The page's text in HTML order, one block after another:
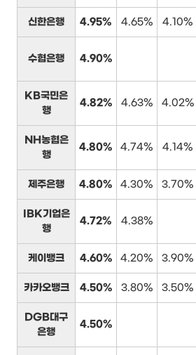
신한은행 4.95% 4.65% 4.10%
수협은행 4.90%
KB국민은
행
4.82% 4.63% 4.02%
NH농협은
행
4.80% 4.74% 4.14%
제주은행 4.80% 4.30% 3.70%
IBK기업은
행
4.72% 4.38%
케이뱅크 4.60% 4.20% 3.90%
카카오뱅크 4.50% 3.80% 3.50%
DGB대구
은행
4.50%